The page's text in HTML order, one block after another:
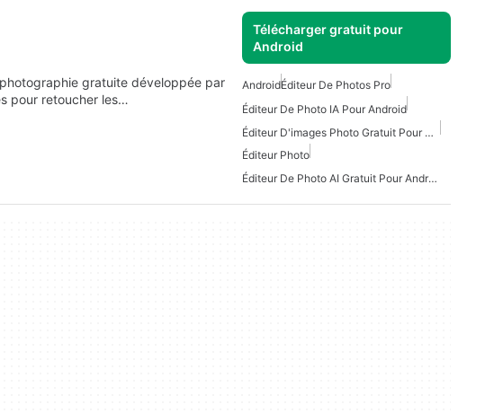
Télécharger gratuit pour
Android
gratuite développée par
pour retoucher les…
AndroidÉditeur De Photos Pro
Éditeur De Photo IA Pour Android
Éditeur D'images Photo Gratuit Pour Android
Éditeur Photo
Éditeur De Photo AI Gratuit Pour Android